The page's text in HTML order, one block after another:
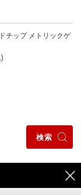
チップ メトリックゲ